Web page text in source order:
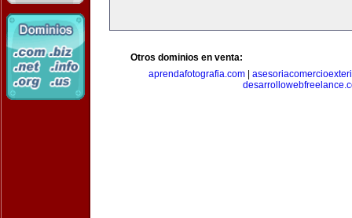
Otros dominios en venta:
aprendafotografia.com